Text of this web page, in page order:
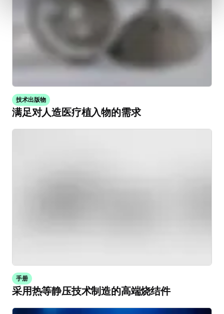
技术出版物
满足对人造医疗植入物的需求
手册
采用热等静压技术制造的高端烧结件